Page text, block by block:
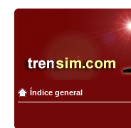
Índice general